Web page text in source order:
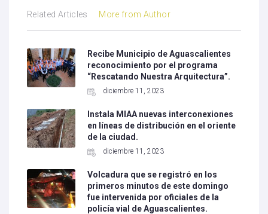
Related Articles More from Author
Recibe Municipio de Aguascalientes
reconocimiento por el programa
“Rescatando Nuestra Arquitectura”.
diciembre 11, 2023
Instala MIAA nuevas interconexiones
en líneas de distribución en el oriente
de la ciudad.
diciembre 11, 2023
Volcadura que se registró en los
primeros minutos de este domingo
fue intervenida por oficiales de la
policía vial de Aguascalientes.